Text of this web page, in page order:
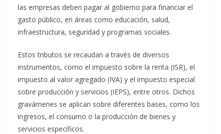
las empresas deben pagar al gobierno para financiar el
gasto público, en áreas como educación, salud,
infraestructura, seguridad y programas sociales.
Estos tributos se recaudan a través de diversos
instrumentos, como el impuesto sobre la renta (ISR), el
impuesto al valor agregado (IVA) y el impuesto especial
sobre producción y servicios (IEPS), entre otros. Dichos
gravámenes se aplican sobre diferentes bases, como los
ingresos, el consumo o la producción de bienes y
servicios específicos.